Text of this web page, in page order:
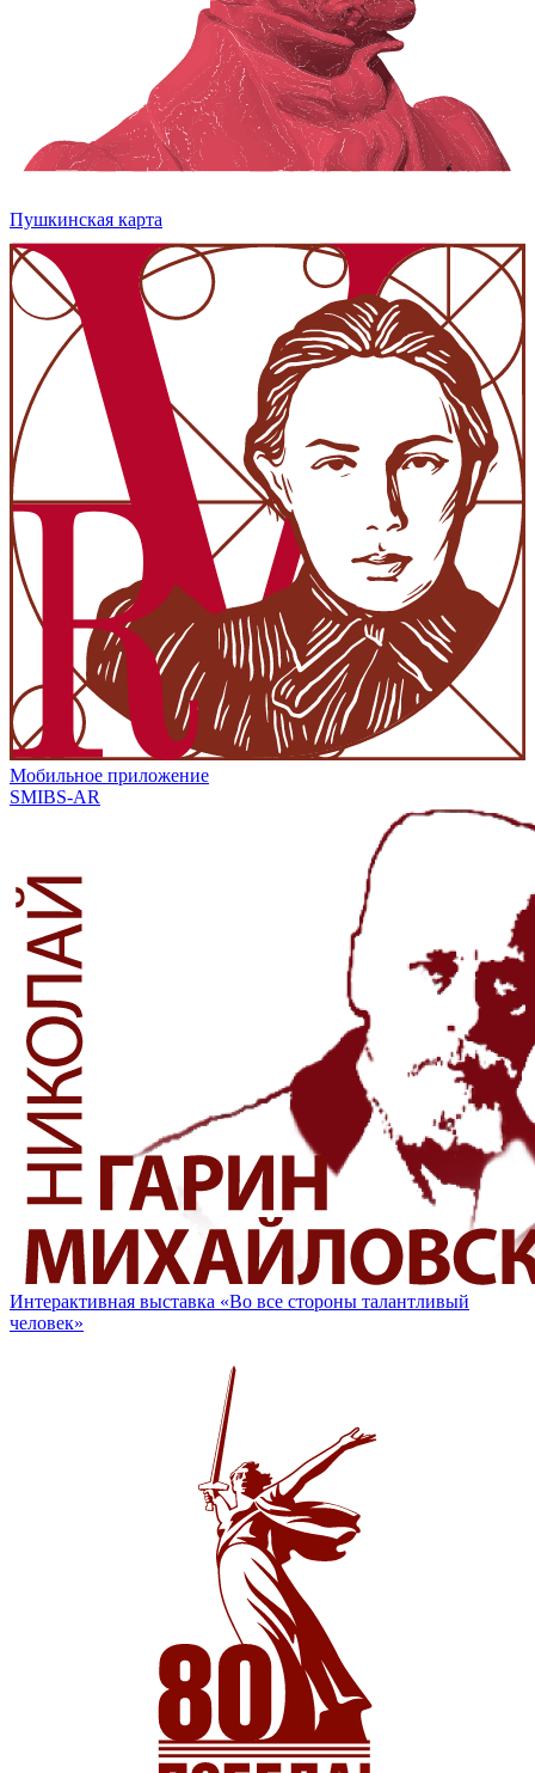
Пушкинская карта
Мобильное приложение
SMIBS-AR
Интерактивная выставка «Во все стороны талантливый
человек»